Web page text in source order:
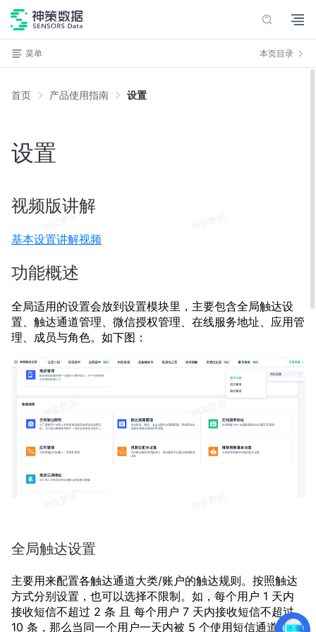
菜单 本页目录
首页 产品使用指南 设置
设置
视频版讲解
基本设置讲解视频
功能概述
全局适用的设置会放到设置模块里，主要包含全局触达设
置、触达通道管理、微信授权管理、在线服务地址、应用管
理、成员与角色。如下图：
全局触达设置
主要用来配置各触达通道大类/账户的触达规则。按照触达
方式分别设置，也可以选择不限制。如，每个用户 1 天内
接收短信不超过 2 条 且 每个用户 7 天内接收短信不超过
10 条，那么当同一个用户一天内被 5 个使用短信通道的计